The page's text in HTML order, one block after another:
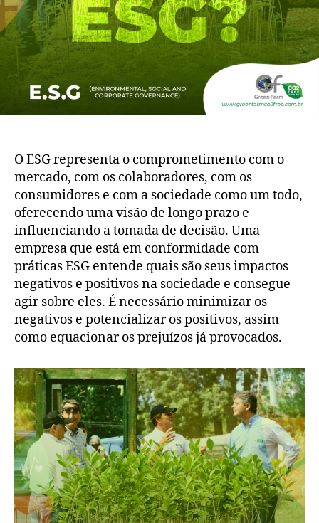
O ESG representa o comprometimento com o
mercado, com os colaboradores, com os
consumidores e com a sociedade como um todo,
oferecendo uma visão de longo prazo e
influenciando a tomada de decisão. Uma
empresa que está em conformidade com
práticas ESG entende quais são seus impactos
negativos e positivos na sociedade e consegue
agir sobre eles. É necessário minimizar os
negativos e potencializar os positivos, assim
como equacionar os prejuízos já provocados.